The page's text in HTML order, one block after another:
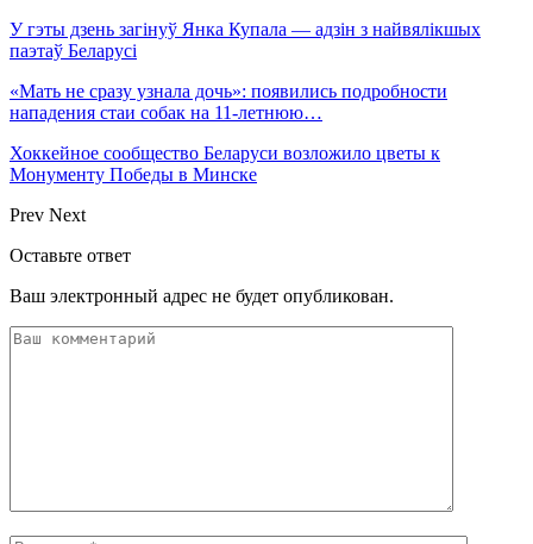
У гэты дзень загінуў Янка Купала — адзін з найвялікшых
паэтаў Беларусі
«Мать не сразу узнала дочь»: появились подробности
нападения стаи собак на 11-летнюю…
Хоккейное сообщество Беларуси возложило цветы к
Монументу Победы в Минске
Prev Next
Оставьте ответ
Ваш электронный адрес не будет опубликован.